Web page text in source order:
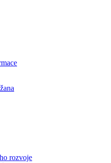
rozvoje